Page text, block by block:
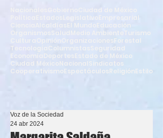
Ciudad de México
Legislativo
Empresarial
Alcaldías
Educación
Salud Medio Ambiente
Turismo
Opinión OrganizacionesForestal
Tecnología
Columnistas
Seguridad
Deportes
Estado de México
Ciudad México NacionalSindicatos
CooperativismoEspectáculosReligiónEstilo
Voz de la Sociedad
24 abr 2024